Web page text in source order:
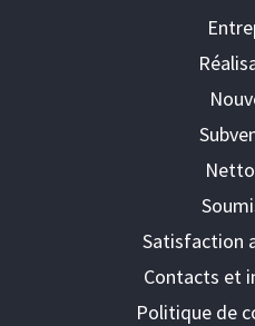
Satisfaction
Contacts et
Politique de